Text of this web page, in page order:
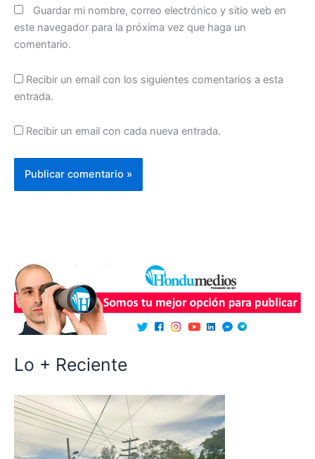
Guardar mi nombre, correo electrónico y sitio web en
este navegador para la próxima vez que haga un
comentario.
Recibir un email con los siguientes comentarios a esta
entrada.
Recibir un email con cada nueva entrada.
Lo + Reciente